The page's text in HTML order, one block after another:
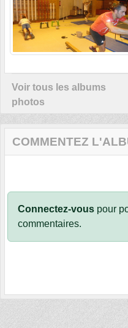
Voir tous les albums
photos
COMMENTEZ
Connectez-vous pour
commentaires.